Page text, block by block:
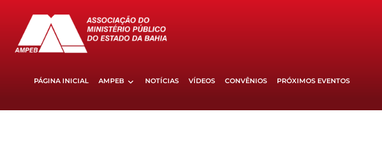
PÁGINA INICIAL AMPEB NOTÍCIAS VÍDEOS CONVÊNIOS PRÓXIMOS EVENTOS